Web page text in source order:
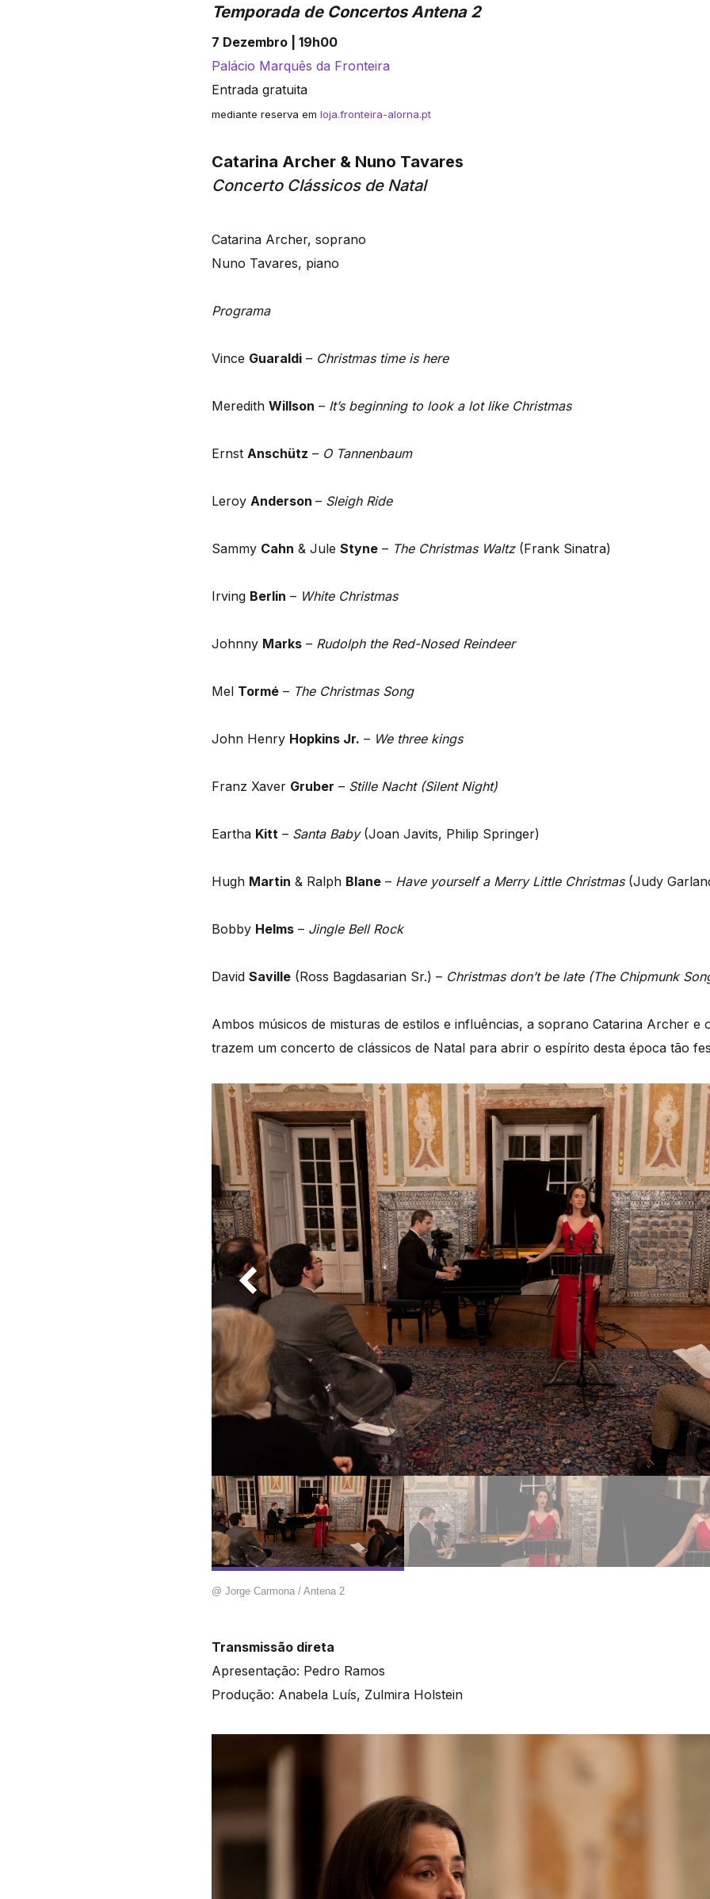
Temporada de Concertos Antena 2
7 Dezembro | 19h00
Palácio Marquês da Fronteira
Entrada gratuita
mediante reserva em loja.fronteira-alorna.pt
Catarina Archer & Nuno Tavares
Concerto Clássicos de Natal
Catarina Archer, soprano
Nuno Tavares, piano
Programa
Vince Guaraldi – Christmas time is here
Meredith Willson – It’s beginning to look a lot like Christmas
Ernst Anschütz – O Tannenbaum
Leroy Anderson – Sleigh Ride
Sammy Cahn & Jule Styne – The Christmas Waltz (Frank Sinatra)
Irving Berlin – White Christmas
Johnny Marks – Rudolph the Red-Nosed Reindeer
Mel Tormé – The Christmas Song
John Henry Hopkins Jr. – We three kings
Franz Xaver Gruber – Stille Nacht (Silent Night)
Eartha Kitt – Santa Baby (Joan Javits, Philip Springer)
Hugh Martin & Ralph Blane – Have yourself a Merry Little Christmas (Judy
Bobby Helms – Jingle Bell Rock
David Saville (Ross Bagdasarian Sr.) – Christmas don’t be late (The Chipmunk
Ambos músicos de misturas de estilos e influências, a soprano Catarina Archer e
trazem um concerto de clássicos de Natal para abrir o espírito desta época tão
@ Jorge Carmona / Antena 2
Transmissão direta
Apresentação: Pedro Ramos
Produção: Anabela Luís, Zulmira Holstein